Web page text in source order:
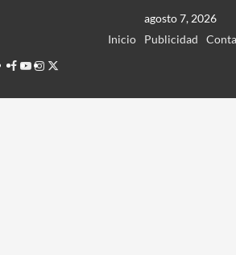
agosto 7, 2026
Inicio
Publicidad
Facebook
Youtube
Instagram
Twitter